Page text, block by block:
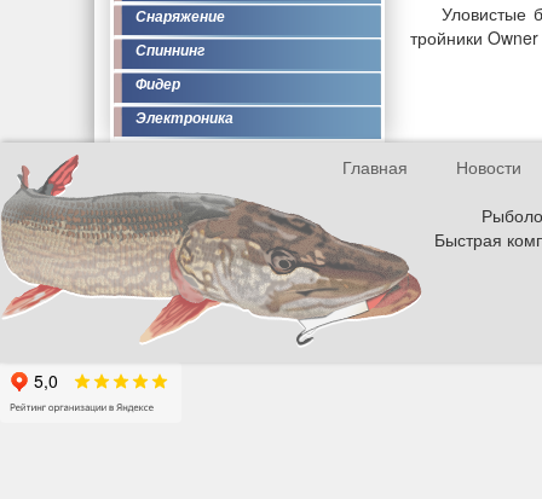
Снаряжение
Спиннинг
Фидер
Электроника
Уловистые
тройники
Главная
Новости
Быстрая